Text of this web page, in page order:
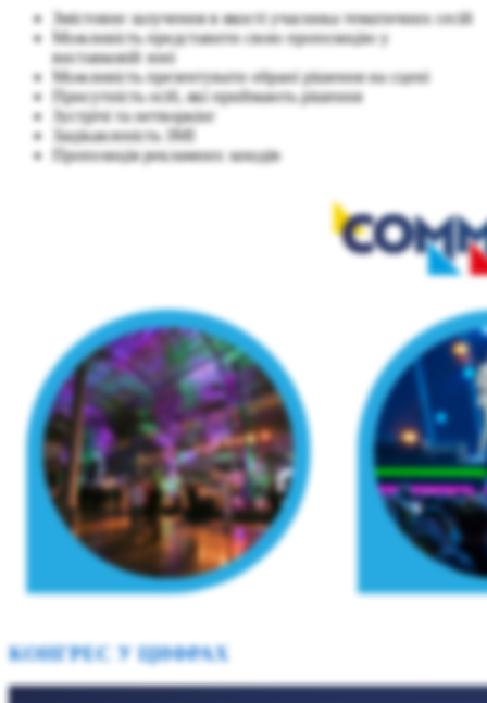
Змістовне залучення в якості учасника тематичних сесій
Можливість представити свою пропозицію у
виставковій зоні
Можливість презентувати обрані рішення на сцені
Присутність осіб, які приймають рішення
Зустрічі та нетворкінг
Зацікавленість ЗМІ
Пропозиція рекламних заходів
КОНГРЕС У ЦИФРАХ